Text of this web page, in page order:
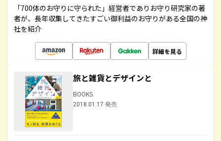
「700体のお守りに守られた」経営者でありお守り研究家の著
者が、長年収集してきたすごい御利益のお守りがある全国の神
社を紹介
詳細を見る
旅と雑貨とデザインと
BOOKS
2018.01.17 発売